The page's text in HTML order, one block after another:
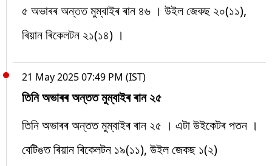
৫ অভাৰৰ অন্তত মুম্বাইৰ ৰান ৪৬ । উইল জেকছ ২০(১১),
ৰিয়ান ৰিকেলটন ২১(১৪) ।
21 May 2025 07:49 PM (IST)
তিনি অভাৰৰ অন্তত মুম্বাইৰ ৰান ২৫
তিনি অভাৰৰ অন্তত মুম্বাইৰ ৰান ২৫ । এটা উইকেটৰ পতন ।
বেটিঙত ৰিয়ান ৰিকেলটন ১৯(১১), উইল জেকছ ১(২)